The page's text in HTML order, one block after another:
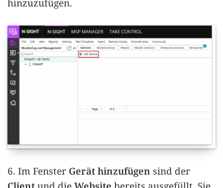
hinzuzufügen.
6. Im Fenster Gerät hinzufügen sind der